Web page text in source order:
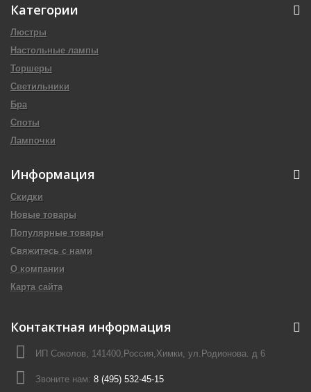
Категории
Люстры
Настольные лампы
Торшеры
Светильники
Бра
Споты
Лампочки
Информация
Скидки
Новые товары
Популярные товары
Свяжитесь с нами
О компании
Карта сайта
Контактная информация
ИП Соколов, 141400,Россия,Химки, ул.Родионова. д 6
Звоните нам: 8 (495) 532-45-15